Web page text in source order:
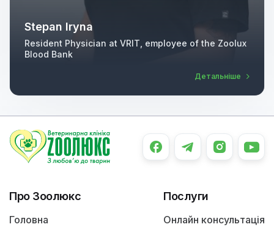
Stepan Iryna
Resident Physician at VRIT, employee of the Zoolux
Blood Bank
Детальніше
Про Зоолюкс
Головна
Послуги
Онлайн консультація